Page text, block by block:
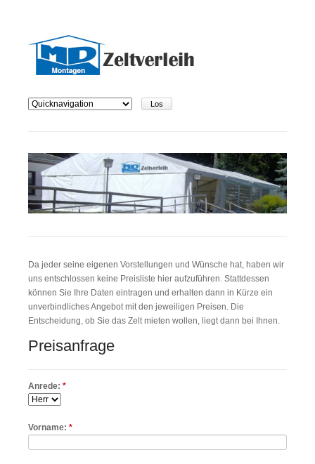
Zielseite
Da jeder seine eigenen Vorstellungen und Wünsche hat, haben wir
uns entschlossen keine Preisliste hier aufzuführen. Stattdessen
können Sie Ihre Daten eintragen und erhalten dann in Kürze ein
unverbindliches Angebot mit den jeweiligen Preisen. Die
Entscheidung, ob Sie das Zelt mieten wollen, liegt dann bei Ihnen.
Preisanfrage
Pflichtfeld
Anrede: *
Pflichtfeld
Vorname: *